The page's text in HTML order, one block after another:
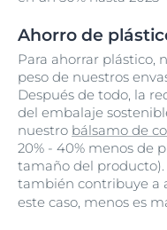
Ahorro de
Para ahorrar plástico,
peso de nuestros
Después de todo, la
del embalaje
nuestro bálsamo de
20% - 40% menos de
tamaño del
también contribuye a
este caso, menos es